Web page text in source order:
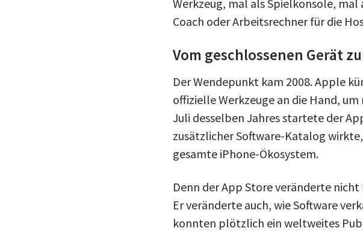
Werkzeug, mal als Spielkonsole,
Coach oder Arbeitsrechner für die
Vom geschlossenen Gerät
Der Wendepunkt kam 2008. Apple
offizielle Werkzeuge an die Hand,
Juli desselben Jahres startete der
zusätzlicher Software-Katalog
gesamte iPhone-Ökosystem.
Denn der App Store veränderte
Er veränderte auch, wie Software
konnten plötzlich ein weltweites